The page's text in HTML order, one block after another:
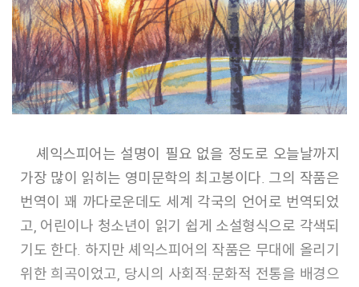
셰익스피어는 설명이 필요 없을 정도로 오늘날까지
가장 많이 읽히는 영미문학의 최고봉이다. 그의 작품은
번역이 꽤 까다로운데도 세계 각국의 언어로 번역되었
고, 어린이나 청소년이 읽기 쉽게 소설형식으로 각색되
기도 한다. 하지만 셰익스피어의 작품은 무대에 올리기
위한 희곡이었고, 당시의 사회적·문화적 전통을 배경으